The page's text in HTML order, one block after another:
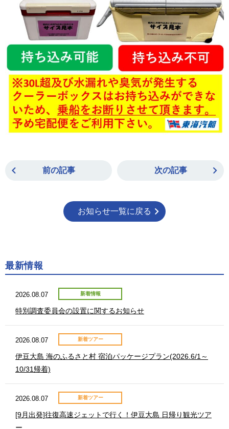
前の記事
お知らせ一覧に戻る
次の記事
最新情報
2026.08.07 新着情報
特別調査委員会の設置に関するお知らせ
2026.08.07 新着ツアー
伊豆大島 海のふるさと村 宿泊パッケージプラン(2026.6/1～
10/31帰着)
2026.08.07 新着ツアー
[9月出発]往復高速ジェットで行く！伊豆大島 日帰り観光ツア